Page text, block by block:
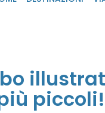
piccoli!